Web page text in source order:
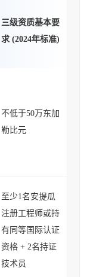
三级资质基本要
求 (2024年标准)
不低于50万东加
勒比元
至少1名安提瓜
注册工程师或持
有同等国际认证
资格 + 2名持证
技术员